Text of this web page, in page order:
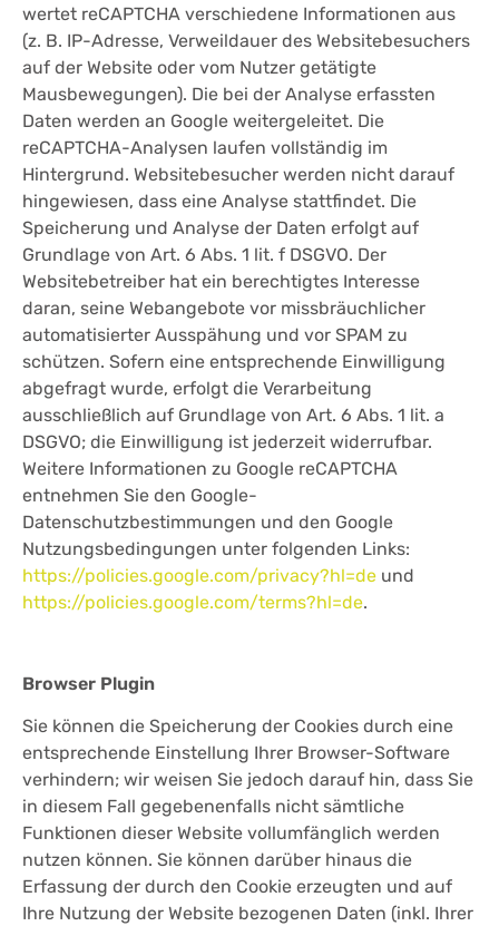
wertet reCAPTCHA verschiedene Informationen aus
(z. B. IP-Adresse, Verweildauer des Websitebesuchers
auf der Website oder vom Nutzer getätigte
Mausbewegungen). Die bei der Analyse erfassten
Daten werden an Google weitergeleitet. Die
reCAPTCHA-Analysen laufen vollständig im
Hintergrund. Websitebesucher werden nicht darauf
hingewiesen, dass eine Analyse stattfindet. Die
Speicherung und Analyse der Daten erfolgt auf
Grundlage von Art. 6 Abs. 1 lit. f DSGVO. Der
Websitebetreiber hat ein berechtigtes Interesse
daran, seine Webangebote vor missbräuchlicher
automatisierter Ausspähung und vor SPAM zu
schützen. Sofern eine entsprechende Einwilligung
abgefragt wurde, erfolgt die Verarbeitung
ausschließlich auf Grundlage von Art. 6 Abs. 1 lit. a
DSGVO; die Einwilligung ist jederzeit widerrufbar.
Weitere Informationen zu Google reCAPTCHA
entnehmen Sie den Google-
Datenschutzbestimmungen und den Google
Nutzungsbedingungen unter folgenden Links:
https://policies.google.com/privacy?hl=de und
https://policies.google.com/terms?hl=de.
Browser Plugin
Sie können die Speicherung der Cookies durch eine
entsprechende Einstellung Ihrer Browser-Software
verhindern; wir weisen Sie jedoch darauf hin, dass Sie
in diesem Fall gegebenenfalls nicht sämtliche
Funktionen dieser Website vollumfänglich werden
nutzen können. Sie können darüber hinaus die
Erfassung der durch den Cookie erzeugten und auf
Ihre Nutzung der Website bezogenen Daten (inkl. Ihrer